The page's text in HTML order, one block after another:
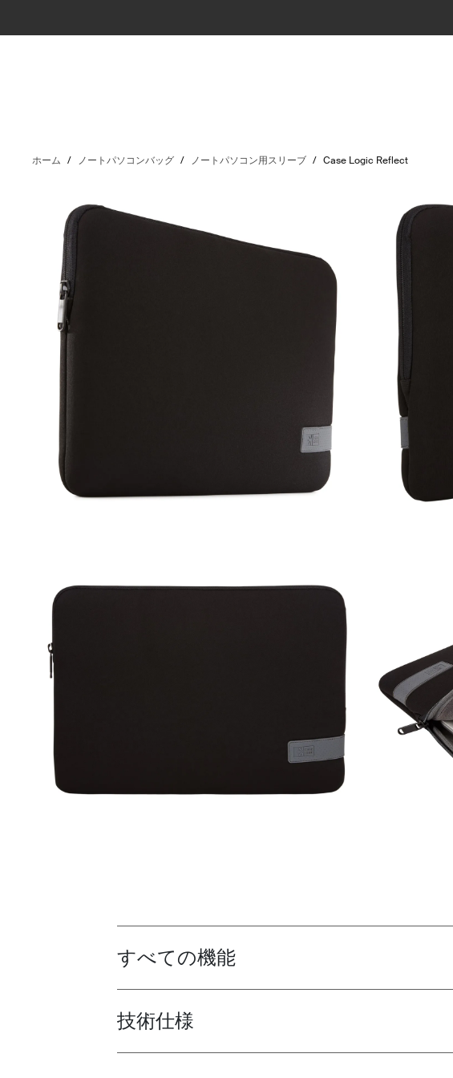
ホーム / ノートパソコンバッグ / ノートパソコン用スリーブ / Case Logic Reflect
Toggle features
すべての機能
Toggle techspec
技術仕様